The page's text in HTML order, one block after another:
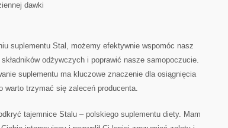
dawki
suplementu Stal,⁢ możemy efektywnie wspomóc nasz
odżywczych i poprawić nasze samopoczucie.
suplementu ma kluczowe znaczenie dla osiągnięcia
warto trzymać ​się zaleceń producenta.
tajemnice Stalu – polskiego suplementu⁣ diety. Mam